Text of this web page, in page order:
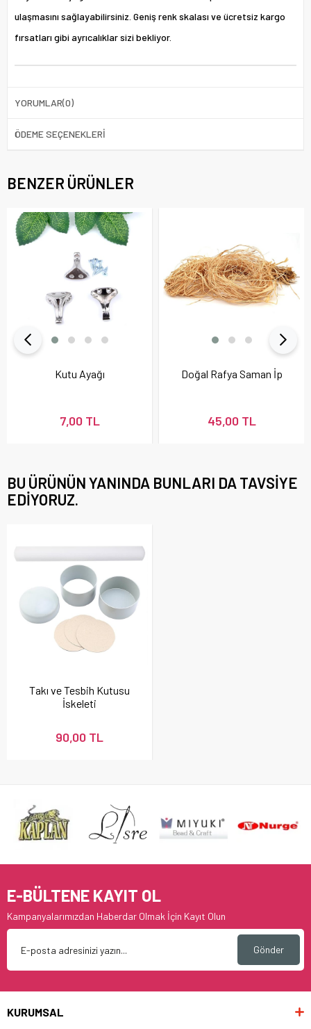
ulaşmasını sağlayabilirsiniz. Geniş renk skalası ve ücretsiz kargo
fırsatları gibi ayrıcalıklar sizi bekliyor.
YORUMLAR(0)
ÖDEME SEÇENEKLERI
BENZER ÜRÜNLER
Kutu Ayağı
7,00 TL
Doğal Rafya Saman İp
45,00 TL
BU ÜRÜNÜN YANINDA BUNLARI DA TAVSIYE
EDIYORUZ.
Takı ve Tesbih Kutusu
İskeleti
90,00 TL
E-BÜLTENE KAYIT OL
Kampanyalarımızdan Haberdar Olmak İçin Kayıt Olun
Gönder
KURUMSAL